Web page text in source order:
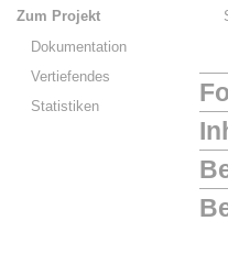
Zum Projekt
Dokumentation
Vertiefendes
Statistiken